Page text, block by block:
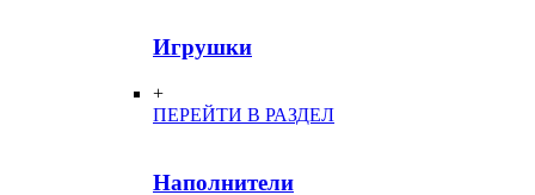
Игрушки
+
ПЕРЕЙТИ В РАЗДЕЛ
Наполнители